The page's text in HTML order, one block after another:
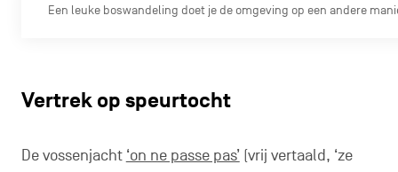
Een leuke boswandeling doet je de omgeving op een andere
Vertrek op speurtocht
De vossenjacht ‘on ne passe pas’ (vrij vertaald, ‘ze